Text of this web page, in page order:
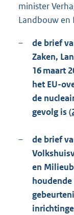
minister
Landbouw en
–
de brief
Zaken,
16 maart
het EU-
de
gevolg is (
–
de brief
en